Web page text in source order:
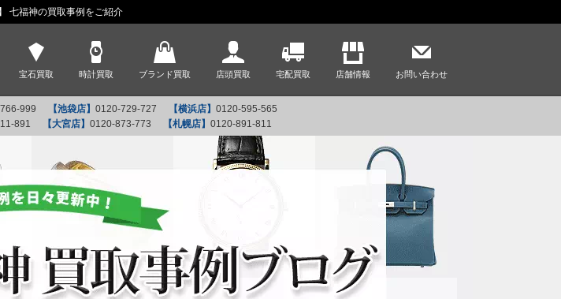
七福神の買取事例をご紹介
宝石買取 時計買取 ブランド買取 店頭買取 宅配買取 店舗情報 お問い合わせ
766-999 【池袋店】 0120-729-727 【横浜店】 0120-595-565
891 【大宮店】 0120-873-773 【札幌店】 0120-891-811